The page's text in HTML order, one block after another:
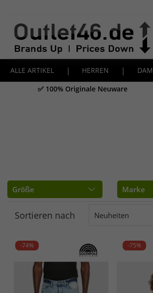
ALLE ARTIKEL | HERREN |
✅ 100% Originale Neuware
Größe Marke
Sortieren nach Neuheiten
-74% -75%